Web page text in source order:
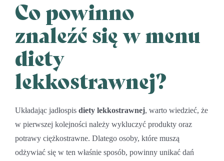
Co powinno
znaleźć się w menu
diety
lekkostrawnej?
Układając jadłospis diety lekkostrawnej, warto wiedzieć, że
w pierwszej kolejności należy wykluczyć produkty oraz
potrawy ciężkostrawne. Dlatego osoby, które muszą
odżywiać się w ten właśnie sposób, powinny unikać dań